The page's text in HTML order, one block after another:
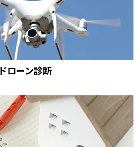
ドローン診断